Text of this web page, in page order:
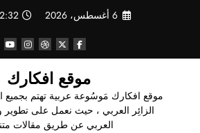
6 أغسطس، 2026 PM
موقع افكارك
موقع افكارك مَوسُوعة عربية تهتم بجميع
الزائِر العربي ، حيث نعمل على تطوير
العربي عن طريق مقالات